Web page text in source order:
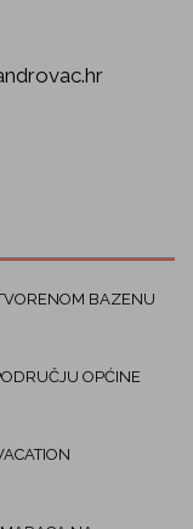
BAZENU
OPĆINE